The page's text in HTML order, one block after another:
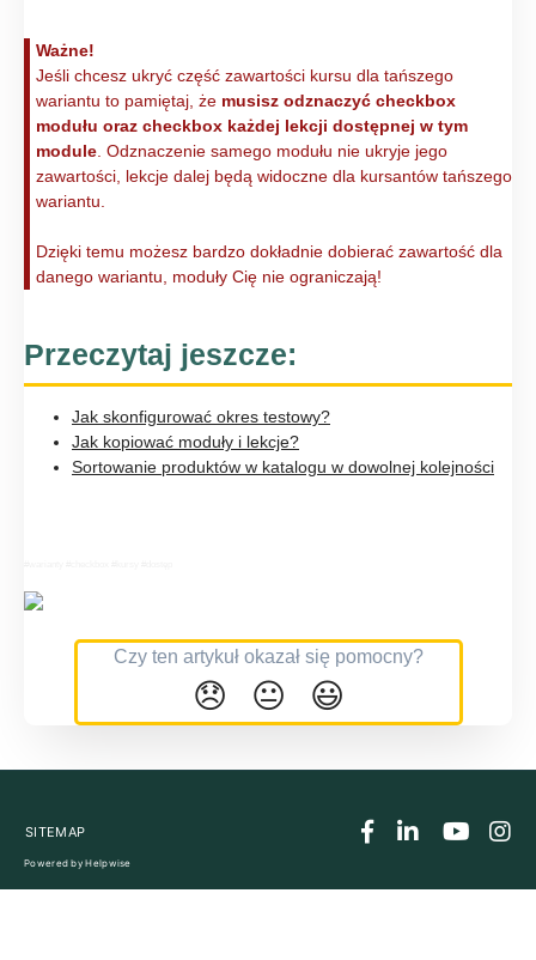
Ważne!
Jeśli chcesz ukryć część zawartości kursu dla tańszego
wariantu to pamiętaj, że musisz odznaczyć checkbox
modułu oraz checkbox każdej lekcji dostępnej w tym
module. Odznaczenie samego modułu nie ukryje jego
zawartości, lekcje dalej będą widoczne dla kursantów tańszego
wariantu.
Dzięki temu możesz bardzo dokładnie dobierać zawartość dla
danego wariantu, moduły Cię nie ograniczają!
Przeczytaj jeszcze:
Jak skonfigurować okres testowy?
Jak kopiować moduły i lekcje?
Sortowanie produktów w katalogu w dowolnej kolejności
Czy ten artykuł okazał się pomocny?
😞 😐 😃
SITEMAP
Powered byHelpwise